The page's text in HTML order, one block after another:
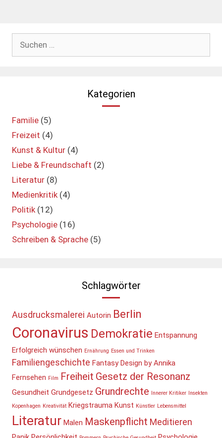
Kategorien
Familie (5)
Freizeit (4)
Kunst & Kultur (4)
Liebe & Freundschaft (2)
Literatur (8)
Medienkritik(4)
Politik(12)
Psychologie (16)
Schreiben & Sprache (5)
Schlagwörter
Ausdrucksmalerei Autorin Berlin
Coronavirus Demokratie Entspannung
Erfolgreich wünschen Ernährung Essen und Trinken
Familiengeschichte Fantasy Design by Annika
Fernsehen Film Freiheit Gesetz der Resonanz
Gesundheit Grundgesetz Grundrechte Innerer Kritiker Insekten
Kopenhagen Kreativität Kriegstrauma Kunst Künstler Lebensmittel
Literatur Malen Maskenpflicht Meditieren